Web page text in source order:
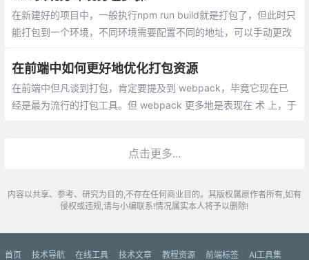
在新建好的项目中，一般执行npm run build就是打包了，但此时只
能打包到一个环境，不同环境需要配置不同的地址，可以手动更改
在前端中如何更好地优化打包资源
在前端中但凡谈到打包，肯定要提及到 webpack，毕竟它现在已
经是最为流行的打包工具。但 webpack 更多地是表现在 术 上，于
点击更多...
内容以共享、参考、研究为目的,不存在任何商业目的。其版权属原作者所有,如有
侵权或违规,请与小编联系!情况属实本人将予以删除!
首页 技术导航 在线工具 技术文章 教程资源 前端标签 AI工具集